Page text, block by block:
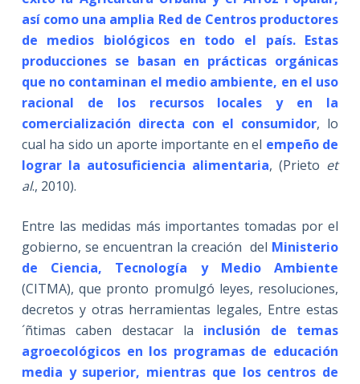
así como una amplia Red de Centros productores
de medios biológicos en todo el país. Estas
producciones se basan en prácticas orgánicas
que no contaminan el medio ambiente, en el uso
racional de los recursos locales y en la
comercialización directa con el consumidor, lo
cual ha sido un aporte importante en el empeño de
lograr la autosuficiencia alimentaria, (Prieto et
al., 2010).
Entre las medidas más importantes tomadas por el
gobierno, se encuentran la creación del Ministerio
de Ciencia, Tecnología y Medio Ambiente
(CITMA), que pronto promulgó leyes, resoluciones,
decretos y otras herramientas legales, Entre estas
´ñtimas caben destacar la inclusión de temas
agroecológicos en los programas de educación
media y superior, mientras que los centros de